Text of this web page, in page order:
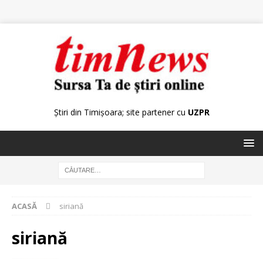
Știri din Timișoara; site partener cu UZPR
ACASĂ siriană
siriană